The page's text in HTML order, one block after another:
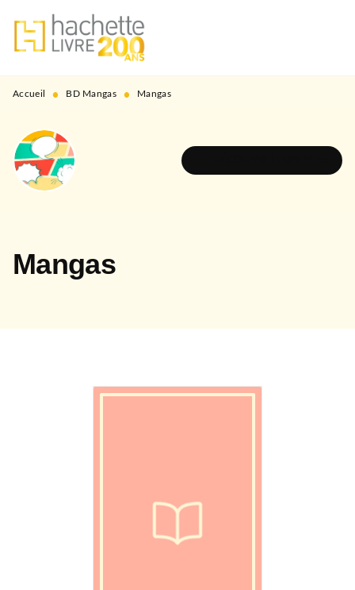
MENU RECHERCHE
PIED DE PAGE
Accueil • BD Mangas • Mangas
Mangas